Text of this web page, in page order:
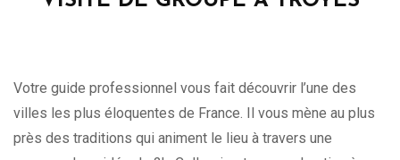
Votre guide professionnel vous fait découvrir l’une des
villes les plus éloquentes de France. Il vous mène au plus
près des traditions qui animent le lieu à travers une